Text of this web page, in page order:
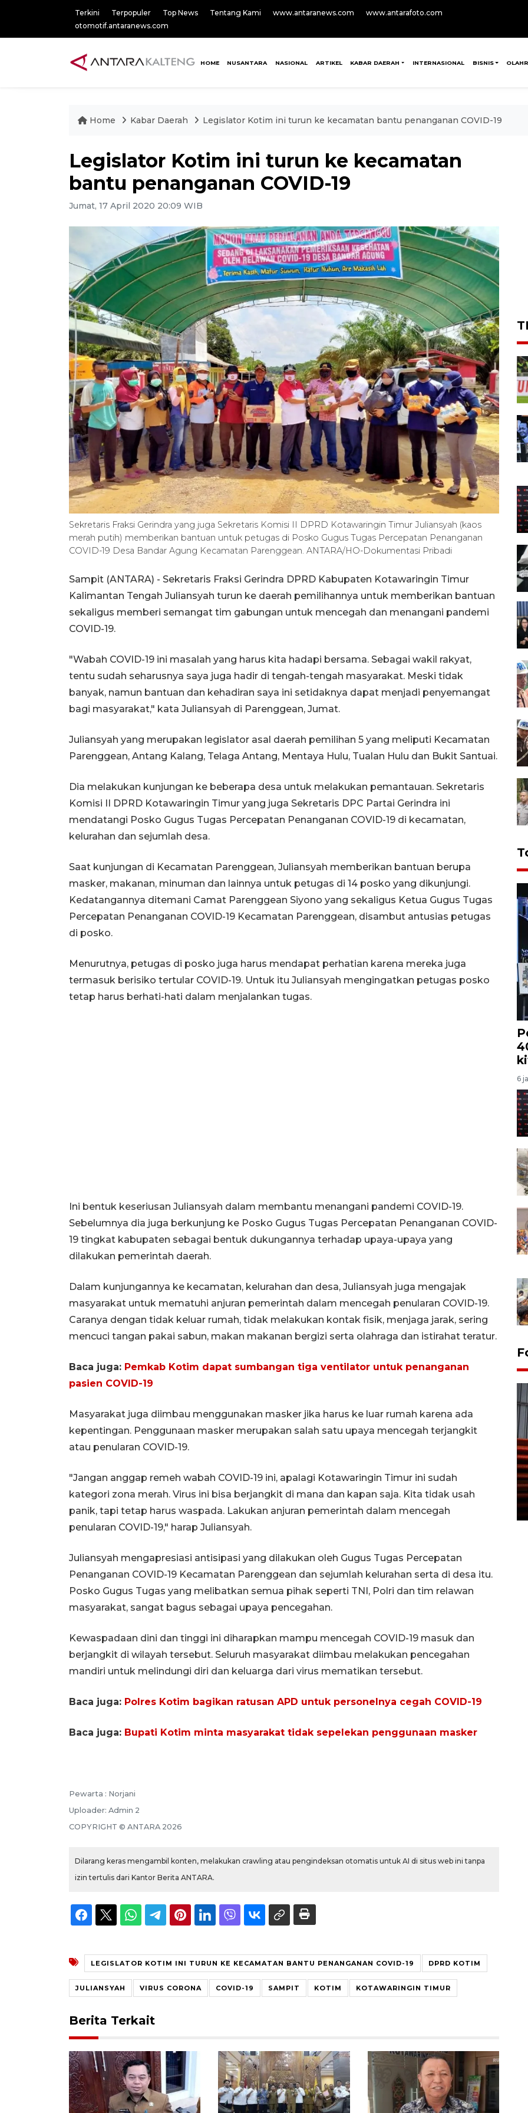
Terkini Terpopuler Top News Tentang Kami www.antaranews.com
www.antarafoto.com
otomotif.antaranews.com
HOME NUSANTARA NASIONAL ARTIKEL KABAR DAERAH INTERNASIONAL BISNIS
Home Kabar Daerah Legislator Kotim ini turun ke kecamatan bantu penanganan COVID-19
Legislator Kotim ini turun ke kecamatan
bantu penanganan COVID-19
Jumat, 17 April 2020 20:09 WIB
Sekretaris Fraksi Gerindra yang juga Sekretaris Komisi II DPRD Kotawaringin Timur Juliansyah (kaos
merah putih) memberikan bantuan untuk petugas di Posko Gugus Tugas Percepatan Penanganan
COVID-19 Desa Bandar Agung Kecamatan Parenggean. ANTARA/HO-Dokumentasi Pribadi
Sampit (ANTARA) - Sekretaris Fraksi Gerindra DPRD Kabupaten Kotawaringin Timur
Kalimantan Tengah Juliansyah turun ke daerah pemilihannya untuk memberikan bantuan
sekaligus memberi semangat tim gabungan untuk mencegah dan menangani pandemi
COVID-19.
"Wabah COVID-19 ini masalah yang harus kita hadapi bersama. Sebagai wakil rakyat,
tentu sudah seharusnya saya juga hadir di tengah-tengah masyarakat. Meski tidak
banyak, namun bantuan dan kehadiran saya ini setidaknya dapat menjadi penyemangat
bagi masyarakat," kata Juliansyah di Parenggean, Jumat.
Juliansyah yang merupakan legislator asal daerah pemilihan 5 yang meliputi Kecamatan
Parenggean, Antang Kalang, Telaga Antang, Mentaya Hulu, Tualan Hulu dan Bukit Santuai.
Dia melakukan kunjungan ke beberapa desa untuk melakukan pemantauan. Sekretaris
Komisi II DPRD Kotawaringin Timur yang juga Sekretaris DPC Partai Gerindra ini
mendatangi Posko Gugus Tugas Percepatan Penanganan COVID-19 di kecamatan,
kelurahan dan sejumlah desa.
Saat kunjungan di Kecamatan Parenggean, Juliansyah memberikan bantuan berupa
masker, makanan, minuman dan lainnya untuk petugas di 14 posko yang dikunjungi.
Kedatangannya ditemani Camat Parenggean Siyono yang sekaligus Ketua Gugus Tugas
Percepatan Penanganan COVID-19 Kecamatan Parenggean, disambut antusias petugas
di posko.
Menurutnya, petugas di posko juga harus mendapat perhatian karena mereka juga
termasuk berisiko tertular COVID-19. Untuk itu Juliansyah mengingatkan petugas posko
tetap harus berhati-hati dalam menjalankan tugas.
Ini bentuk keseriusan Juliansyah dalam membantu menangani pandemi COVID-19.
Sebelumnya dia juga berkunjung ke Posko Gugus Tugas Percepatan Penanganan COVID-
19 tingkat kabupaten sebagai bentuk dukungannya terhadap upaya-upaya yang
dilakukan pemerintah daerah.
Dalam kunjungannya ke kecamatan, kelurahan dan desa, Juliansyah juga mengajak
masyarakat untuk mematuhi anjuran pemerintah dalam mencegah penularan COVID-19.
Caranya dengan tidak keluar rumah, tidak melakukan kontak fisik, menjaga jarak, sering
mencuci tangan pakai sabun, makan makanan bergizi serta olahraga dan istirahat teratur.
Baca juga: Pemkab Kotim dapat sumbangan tiga ventilator untuk penanganan
pasien COVID-19
Masyarakat juga diimbau menggunakan masker jika harus ke luar rumah karena ada
kepentingan. Penggunaan masker merupakan salah satu upaya mencegah terjangkit
atau penularan COVID-19.
"Jangan anggap remeh wabah COVID-19 ini, apalagi Kotawaringin Timur ini sudah
kategori zona merah. Virus ini bisa berjangkit di mana dan kapan saja. Kita tidak usah
panik, tapi tetap harus waspada. Lakukan anjuran pemerintah dalam mencegah
penularan COVID-19," harap Juliansyah.
Juliansyah mengapresiasi antisipasi yang dilakukan oleh Gugus Tugas Percepatan
Penanganan COVID-19 Kecamatan Parenggean dan sejumlah kelurahan serta di desa itu.
Posko Gugus Tugas yang melibatkan semua pihak seperti TNI, Polri dan tim relawan
masyarakat, sangat bagus sebagai upaya pencegahan.
Kewaspadaan dini dan tinggi ini diharapkan mampu mencegah COVID-19 masuk dan
berjangkit di wilayah tersebut. Seluruh masyarakat diimbau melakukan pencegahan
mandiri untuk melindungi diri dan keluarga dari virus mematikan tersebut.
Baca juga: Polres Kotim bagikan ratusan APD untuk personelnya cegah COVID-19
Baca juga: Bupati Kotim minta masyarakat tidak sepelekan penggunaan masker
Pewarta : Norjani
Uploader: Admin 2
COPYRIGHT © ANTARA 2026
Dilarang keras mengambil konten, melakukan crawling atau pengindeksan otomatis untuk AI di situs web ini tanpa
izin tertulis dari Kantor Berita ANTARA.
LEGISLATOR KOTIM INI TURUN KE KECAMATAN BANTU PENANGANAN COVID-19 DPRD KOTIM
JULIANSYAH VIRUS CORONA COVID-19 SAMPIT KOTIM KOTAWARINGIN TIMUR
Berita Terkait
6
kemarau di Kalimantan
Tengah
22 July 2026 17:18 WIB